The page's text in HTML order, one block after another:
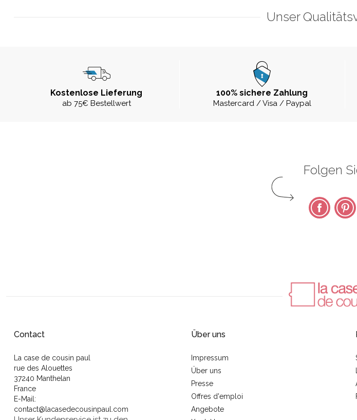
Unser
Kostenlose Lieferung
ab 75€ Bestellwert
100% sichere Zahlung
Mastercard / Visa / Paypal
Folgen
Contact
La case de cousin paul
rue des Alouettes
37240 Manthelan
France
E-Mail:
contact@lacasedecousinpaul.com
Über uns
Impressum
Über uns
Presse
Offres d'emploi
Angebote